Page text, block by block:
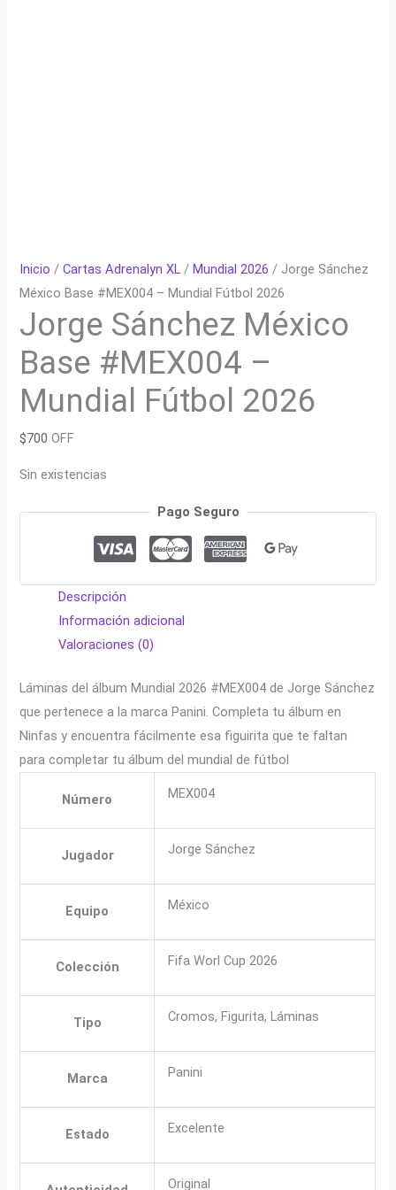
Inicio /Cartas Adrenalyn XL /Mundial 2026 / Jorge Sánchez
México Base #MEX004 – Mundial Fútbol 2026
Jorge Sánchez México
Base #MEX004 –
Mundial Fútbol 2026
$700 OFF
Sin existencias
Pago Seguro
Descripción
Información adicional
Valoraciones (0)
Láminas del álbum Mundial 2026 #MEX004 de Jorge Sánchez
que pertenece a la marca Panini. Completa tu álbum en
Ninfas y encuentra fácilmente esa figuirita que te faltan
para completar tu álbum del mundial de fútbol
Número MEX004
Jugador Jorge Sánchez
Equipo México
Colección Fifa Worl Cup 2026
Tipo Cromos, Figurita, Láminas
Marca Panini
Estado Excelente
Original